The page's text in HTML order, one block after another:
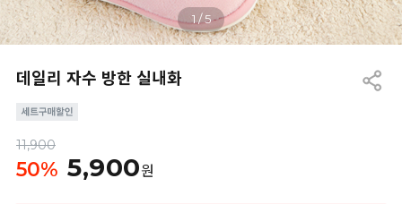
1 /5
데일리 자수 방한 실내화
11,900
50% 5,900원